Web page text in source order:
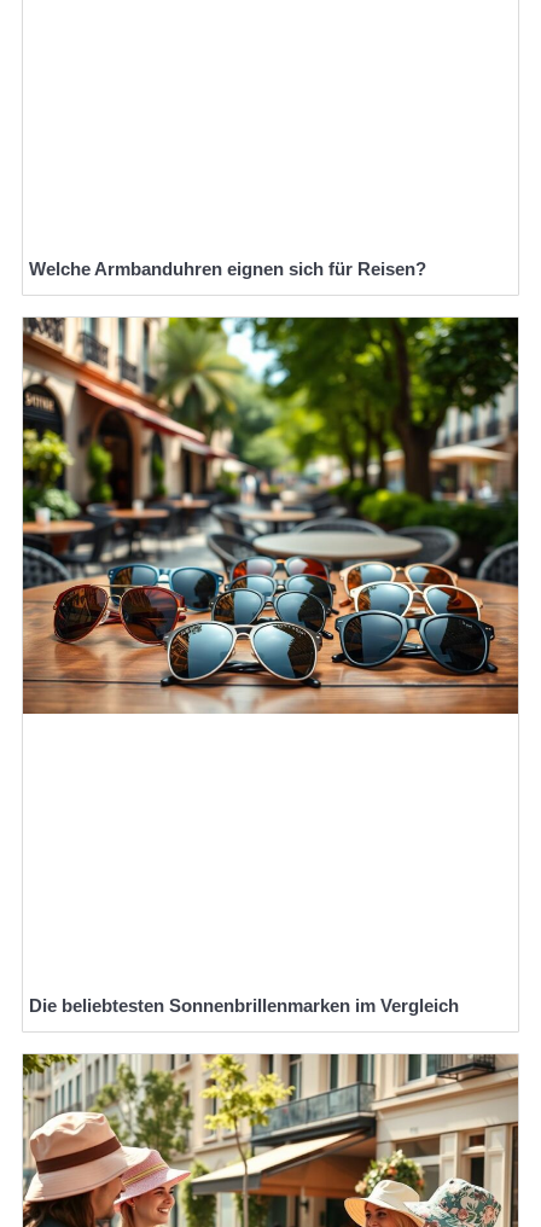
Welche Armbanduhren eignen sich für Reisen?
Die beliebtesten Sonnenbrillenmarken im Vergleich